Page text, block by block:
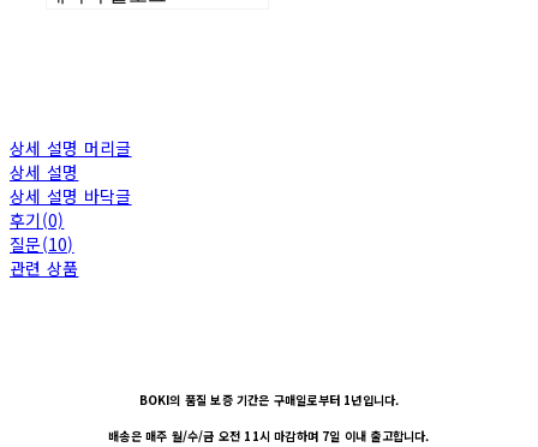
상세 설명 머리글
상세 설명
상세 설명 바닥글
후기(0)
질문(10)
관련 상품
BOKI의 품질 보증 기간은 구매일로부터 1년입니다.
배송은 매주 월/수/금 오전 11시 마감하며 7일 이내 출고합니다.